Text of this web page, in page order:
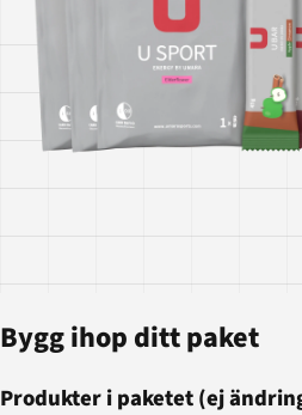
Bygg ihop ditt paket
Produkter i paketet (ej